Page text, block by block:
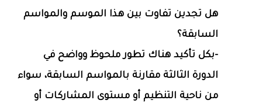
هل تجدين تفاوت بين هذا الموسم والمواسم
السابقة؟
-بكل تأكيد هناك تطور ملحوظ وواضح في
الدورة الثالثة مقارنة بالمواسم السابقة، سواء
من ناحية التنظيم أو مستوى المشاركات أو